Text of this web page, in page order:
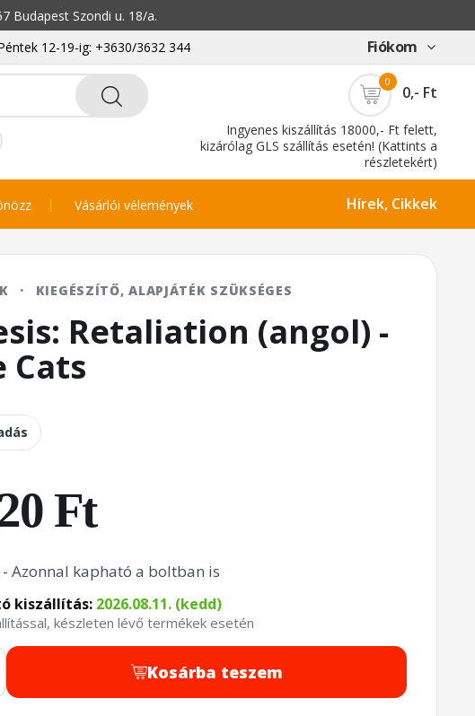
Szondi u. 18/a.
12-19-ig: +3630/3632 344 Fiókom
0
0,- Ft
Ingyenes kiszállítás 18000,- Ft felett,
kizárólag GLS szállítás esetén! (Kattints a
részletekért)
Vásárlói vélemények Hírek, Cikkek
· KIEGÉSZÍTŐ, ALAPJÁTÉK SZÜKSÉGES
Retaliation (angol) -
Cats
Ft
- Azonnal kapható a boltban is
kiszállítás: 2026.08.11. (kedd)
készleten lévő termékek esetén
Kosárba teszem